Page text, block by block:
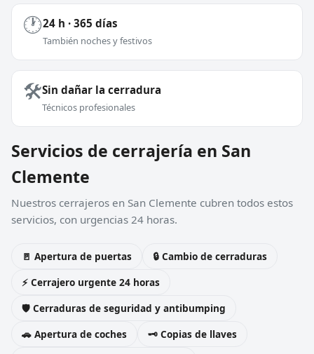
🕐24 h · 365 días
También noches y festivos
🛠️Sin dañar la cerradura
Técnicos profesionales
Servicios de cerrajería en San
Clemente
Nuestros cerrajeros en San Clemente cubren todos estos
servicios, con urgencias 24 horas.
🚪 Apertura de puertas
🔒 Cambio de cerraduras
⚡ Cerrajero urgente 24 horas
🛡️ Cerraduras de seguridad y antibumping
🚗 Apertura de coches
🗝️ Copias de llaves